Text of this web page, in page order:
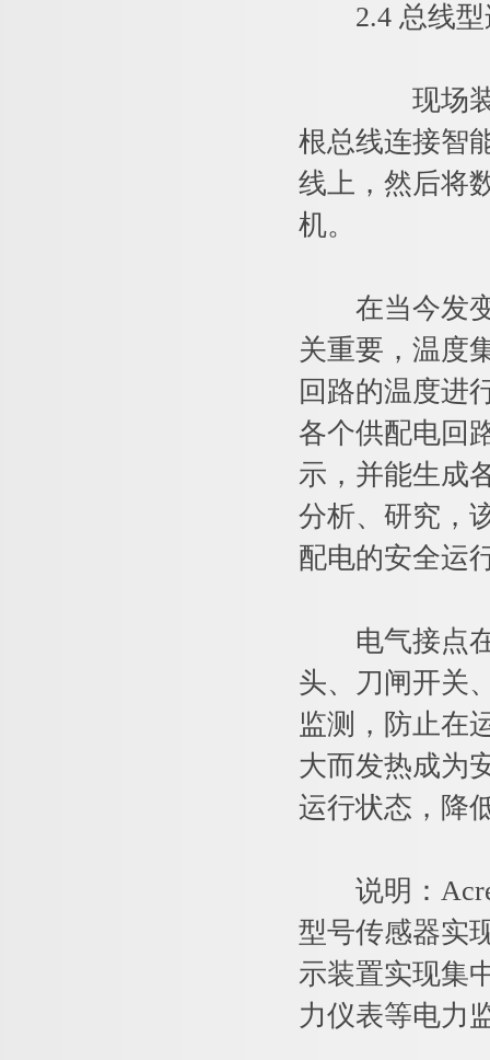
2.4 总线型
现场装置以
根总线连接智
线上，然后将
机。
在当今发变
关重要，温度
回路的温度进
各个供配电回
示，并能生成
分析、研究，
配电的安全运
电气接点在
头、刀闸开关
监测，防止在
大而发热成为
运行状态，降
说明：Acrel-
型号传感器实
示装置实现集
力仪表等电力